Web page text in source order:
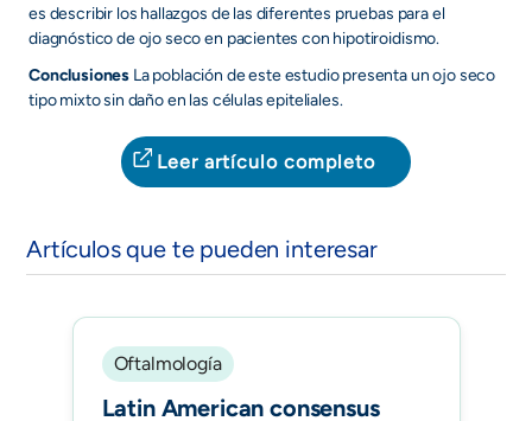
es describir los hallazgos de las diferentes pruebas para el
diagnóstico de ojo seco en pacientes con hipotiroidismo.
Conclusiones La población de este estudio presenta un ojo seco
tipo mixto sin daño en las células epiteliales.
Leer artículo completo
Artículos que te pueden interesar
Oftalmología
Latin American consensus